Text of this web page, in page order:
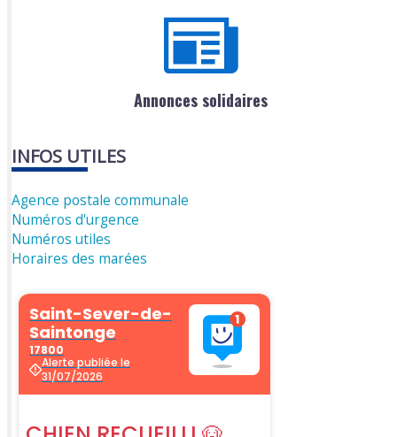
Annonces solidaires
INFOS UTILES
Agence postale communale
Numéros d'urgence
Numéros utiles
Horaires des marées